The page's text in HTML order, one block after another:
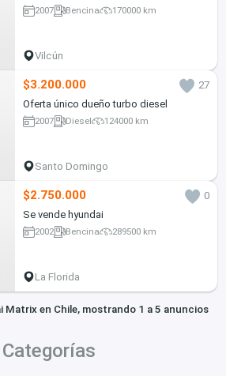
2007 Bencina 170000 km
Vilcún
$3.200.000
27
Oferta único dueño turbo diesel
2007 Diesel 124000 km
Santo Domingo
$2.750.000
0
Se vende hyundai
2002 Bencina 289500 km
La Florida
Matrix en Chile, mostrando 1 a 5 anuncios
Categorías